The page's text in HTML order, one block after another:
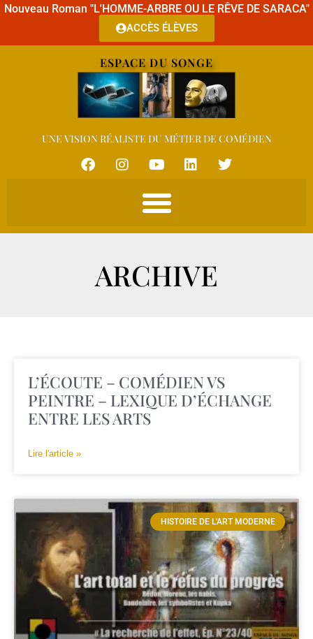
Nouveau Roman "L'HOMME-ARBRE OU LE RÊVE DE SARACA"
ACCÈS ÉLÈVES
ESPACE DU SONGE
UNE VISION RÉALISTE DU MÉTIER DE COMÉDIEN
ARCHIVE
L’ÉCOUTE – COMÉDIEN VS
PEINTRE – LEXIQUE D’ÉCHANGE
ENTRE LES ARTS
Lire l'article »
HISTOIRE DE L'ART MODERNE